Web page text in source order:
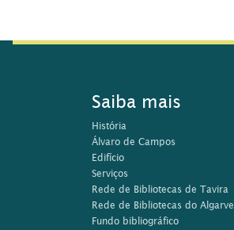
Saiba mais
História
Álvaro de Campos
Edifício
Serviços
Rede de Bibliotecas de Tavira
Rede de Bibliotecas do Algarve
Fundo bibliográfico